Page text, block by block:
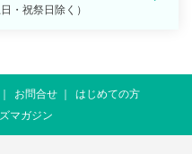
・祝祭日除く）
お問合せ
はじめての方
マガジン